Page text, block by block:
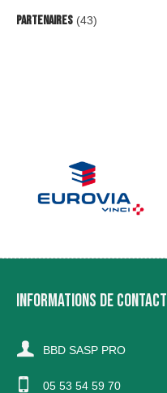
Partenaires (43)
INFORMATIONS DE CONTACT
BBD SASP PRO
05 53 54 59 70